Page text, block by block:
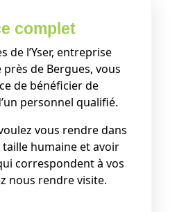
complet
de l’Yser, entreprise
de Bergues, vous
de bénéficier de
personnel qualifié.
vous rendre dans
taille humaine et avoir
correspondent à vos
nous rendre visite.